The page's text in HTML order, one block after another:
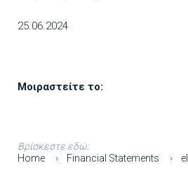
25.06.2024
Μοιραστείτε το:
Βρίσκεστε εδώ:
Home
Financial Statements el